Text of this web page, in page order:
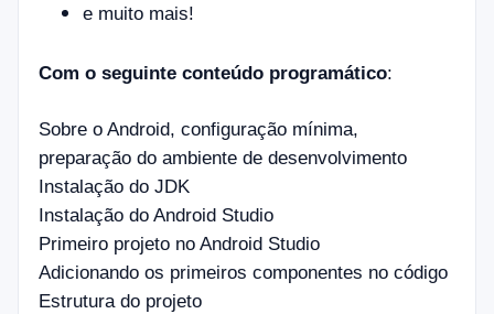
e muito mais!
Com o seguinte conteúdo programático:
Sobre o Android, configuração mínima,
preparação do ambiente de desenvolvimento
Instalação do JDK
Instalação do Android Studio
Primeiro projeto no Android Studio
Adicionando os primeiros componentes no código
Estrutura do projeto